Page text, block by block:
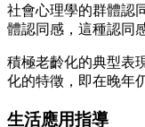
社會心理學的群體認
體認同感，這種認同
積極老齡化的典型表
化的特徵，即在晚年
生活應用指導